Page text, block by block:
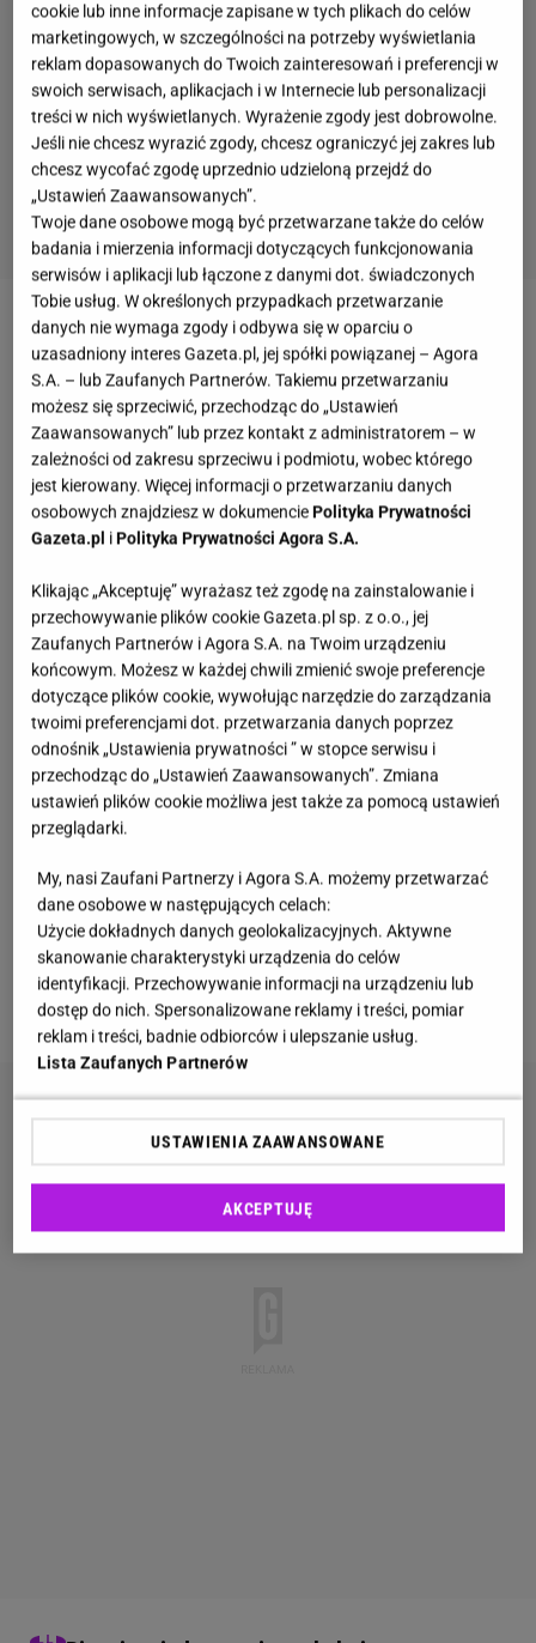
Zobacz wideoSzczury grasują we Wrocławiu.
Bezczelnie biegają nawet po dworcu głównym
Plaga szczurów we Wrocławiu. "One są agresywne"
Bliskie spotkania ze szczuramito obecnie
codzienność wielu mieszkańców Wrocławia,
Igielnej. Jedna z mieszkanek wyznała w rozmowie z
reporterem "Gazety Wyborczej", że śmieci można
wynosić wyłącznie rano, ponieważ wieczorem nie da
się wyjść z domu.
Jak wracam do domu po zmierzchu, to tylko
z parasolką i butami na obcasie. Stukam,
żeby odstraszyć szczury, ale to nie zawsze
działa
- zdradza pani Aleksandra, która mieszka w pobliżu
wrocławskiego rynku. Pierwszego szczura spotkała
trzy lata temu i od tamtej pory ich liczba stale rośnie.
cookie lub inne informacje zapisane w tych plikach do celów
marketingowych, w szczególności na potrzeby wyświetlania
reklam dopasowanych do Twoich zainteresowań i preferencji w
swoich serwisach, aplikacjach i w Internecie lub personalizacji
treści w nich wyświetlanych. Wyrażenie zgody jest dobrowolne.
Jeśli nie chcesz wyrazić zgody, chcesz ograniczyć jej zakres lub
chcesz wycofać zgodę uprzednio udzieloną przejdź do
„Ustawień Zaawansowanych”.
Twoje dane osobowe mogą być przetwarzane także do celów
badania i mierzenia informacji dotyczących funkcjonowania
serwisów i aplikacji lub łączone z danymi dot. świadczonych
Tobie usług. W określonych przypadkach przetwarzanie
danych nie wymaga zgody i odbywa się w oparciu o
uzasadniony interes Gazeta.pl, jej spółki powiązanej – Agora
S.A. – lub Zaufanych Partnerów. Takiemu przetwarzaniu
możesz się sprzeciwić, przechodząc do „Ustawień
Zaawansowanych” lub przez kontakt z administratorem – w
zależności od zakresu sprzeciwu i podmiotu, wobec którego
jest kierowany. Więcej informacji o przetwarzaniu danych
osobowych znajdziesz w dokumencie Polityka Prywatności
Gazeta.pl i Polityka Prywatności Agora S.A.
Klikając „Akceptuję” wyrażasz też zgodę na zainstalowanie i
przechowywanie plików cookie Gazeta.pl sp. z o.o., jej
Zaufanych Partnerów i Agora S.A. na Twoim urządzeniu
końcowym. Możesz w każdej chwili zmienić swoje preferencje
dotyczące plików cookie, wywołując narzędzie do zarządzania
twoimi preferencjami dot. przetwarzania danych poprzez
odnośnik „Ustawienia prywatności ” w stopce serwisu i
przechodząc do „Ustawień Zaawansowanych”. Zmiana
ustawień plików cookie możliwa jest także za pomocą ustawień
przeglądarki.
My, nasi Zaufani Partnerzy i Agora S.A. możemy przetwarzać
dane osobowe w następujących celach:
Użycie dokładnych danych geolokalizacyjnych. Aktywne
skanowanie charakterystyki urządzenia do celów
identyfikacji. Przechowywanie informacji na urządzeniu lub
dostęp do nich. Spersonalizowane reklamy i treści, pomiar
reklam i treści, badnie odbiorców i ulepszanie usług.
Lista Zaufanych Partnerów
USTAWIENIA ZAAWANSOWANE
AKCEPTUJĘ